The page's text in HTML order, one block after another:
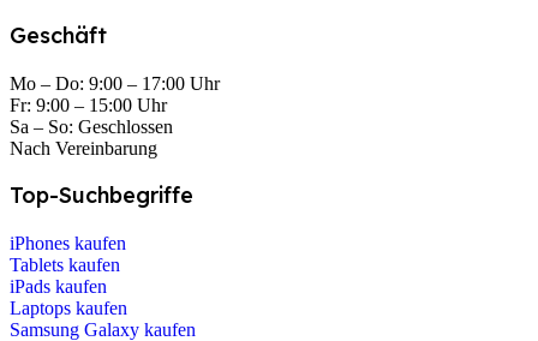
Geschäft
Mo – Do: 9:00 – 17:00 Uhr
Fr: 9:00 – 15:00 Uhr
Sa – So: Geschlossen
Nach Vereinbarung
Top-Suchbegriffe
iPhones kaufen
Tablets kaufen
iPads kaufen
Laptops kaufen
Samsung Galaxy kaufen